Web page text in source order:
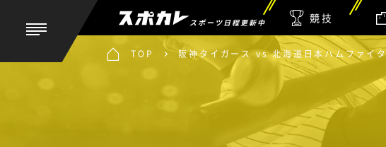
スポーツ日程更新中 競技
TOP 阪神タイガース vs 北海道日本ハムファイ